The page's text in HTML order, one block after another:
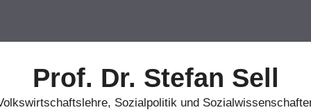
Prof. Dr. Stefan Sell
Sozialpolitik und